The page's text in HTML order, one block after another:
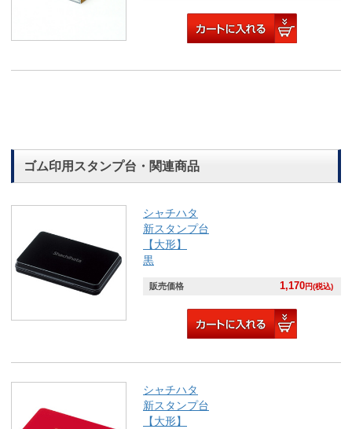
ゴム印用スタンプ台・関連商品
シャチハタ
新スタンプ台
【大形】
黒
販売価格 1,170円(税込)
シャチハタ
新スタンプ台
【大形】